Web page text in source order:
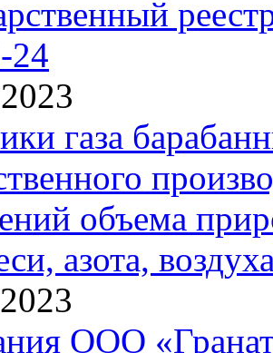
24
газа
объема
азота,
ООО